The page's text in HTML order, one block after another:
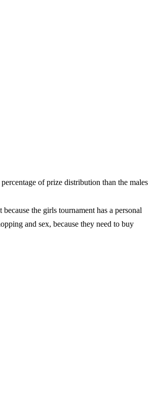
of prize distribution than the males
the girls tournament has a personal
and sex, because they need to buy